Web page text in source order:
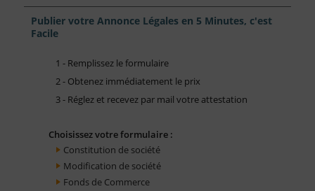
Publier votre Annonce Légales en 5 Minutes, c'est
Facile
1 - Remplissez le formulaire
2 - Obtenez immédiatement le prix
3 - Réglez et recevez par mail votre attestation
Choisissez votre formulaire :
Constitution de société
Modification de société
Fonds de Commerce